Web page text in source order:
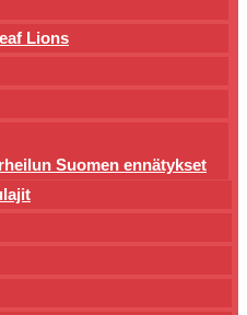
Lions
Suomen ennätykset